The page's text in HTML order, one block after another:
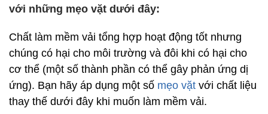
với những mẹo vặt dưới đây:
Chất làm mềm vải tổng hợp hoạt động tốt nhưng
chúng có hại cho môi trường và đôi khi có hại cho
cơ thể (một số thành phần có thể gây phản ứng dị
ứng). Bạn hãy áp dụng một số mẹo vặt với chất liệu
thay thế dưới đây khi muốn làm mềm vải.